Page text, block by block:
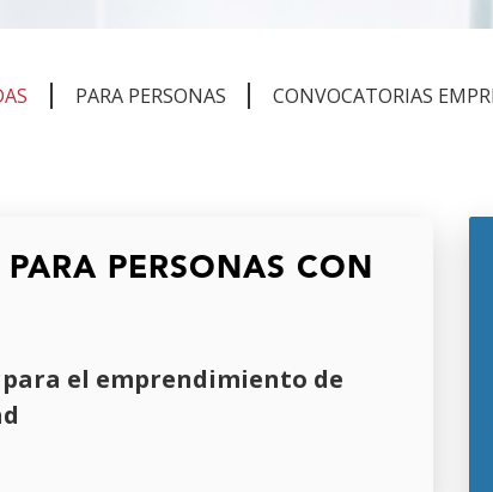
PARA PERSONAS
CONVOCATORIAS
PERSONAS CON
el emprendimiento de